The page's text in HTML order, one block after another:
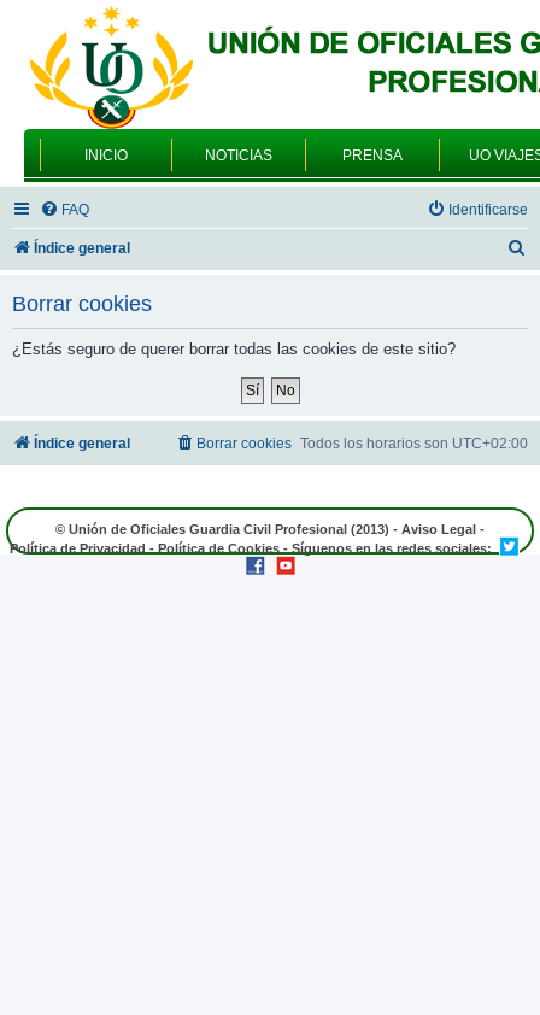
INICIO NOTICIAS PRENSA UO
FAQ Identificarse
Índice general
Borrar cookies
¿Estás seguro de querer borrar todas las cookies de este sitio?
Índice general Todos los horarios son UTC+02:00
Borrar cookies
© Unión de Oficiales Guardia Civil Profesional (2013) - Aviso Legal -
Política de Privacidad - Política de Cookies - Síguenos en las redes sociales: